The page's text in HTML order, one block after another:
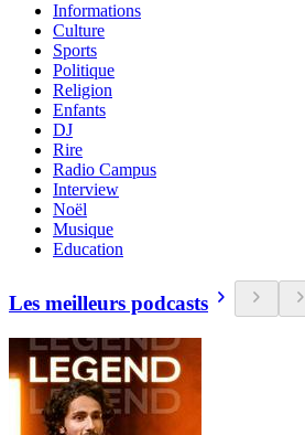
Informations
Culture
Sports
Politique
Religion
Enfants
DJ
Rire
Radio Campus
Interview
Noël
Musique
Education
Les meilleurs podcasts